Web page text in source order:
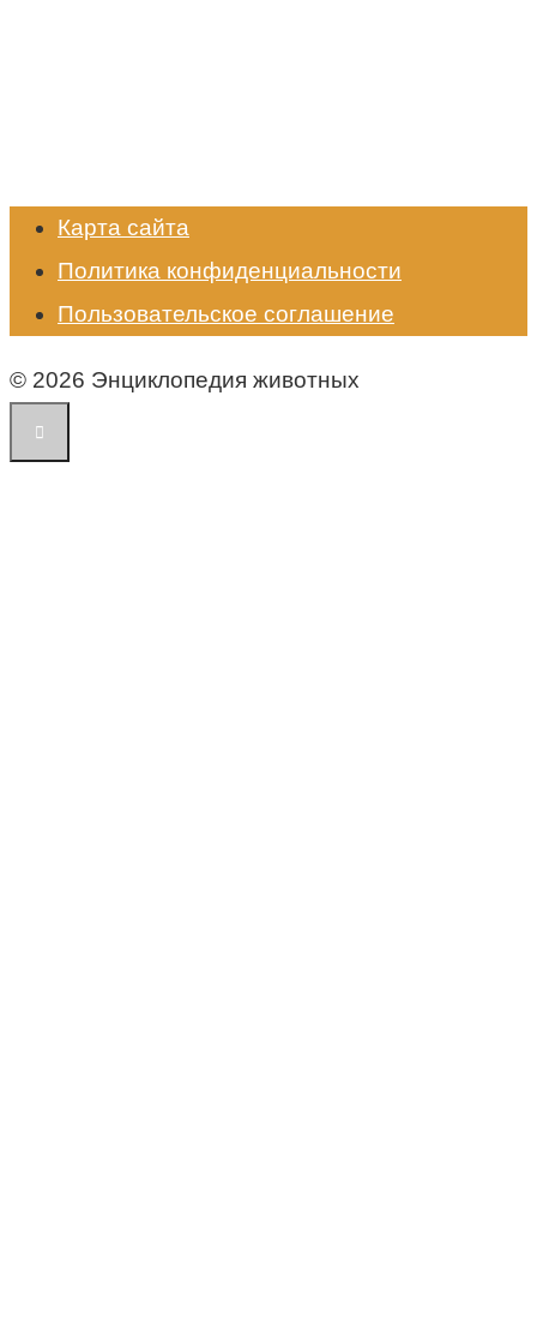
Карта сайта
Политика конфиденциальности
Пользовательское соглашение
© 2026 Энциклопедия животных